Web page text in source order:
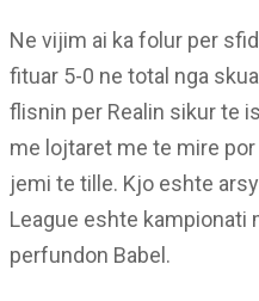
Ne vijim ai ka folur per
fituar 5-0 ne total nga
flisnin per Realin sikur te
me lojtaret me te mire
jemi te tille. Kjo eshte
League eshte kampionati
perfundon Babel.